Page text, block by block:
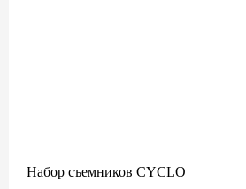
Набор съемников CYCLO